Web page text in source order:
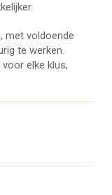
met voldoende
te werken.
elke klus,